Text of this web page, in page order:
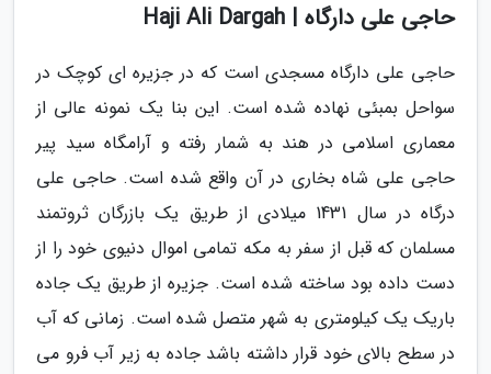
حاجی علی دارگاه | Haji Ali Dargah
حاجی علی دارگاه مسجدی است که در جزیره ای کوچک در
سواحل بمبئی نهاده شده است. این بنا یک نمونه عالی از
معماری اسلامی در هند به شمار رفته و آرامگاه سید پیر
حاجی علی شاه بخاری در آن واقع شده است. حاجی علی
درگاه در سال 1431 میلادی از طریق یک بازرگان ثروتمند
مسلمان که قبل از سفر به مکه تمامی اموال دنیوی خود را از
دست داده بود ساخته شده است. جزیره از طریق یک جاده
باریک یک کیلومتری به شهر متصل شده است. زمانی که آب
در سطح بالای خود قرار داشته باشد جاده به زیر آب فرو می